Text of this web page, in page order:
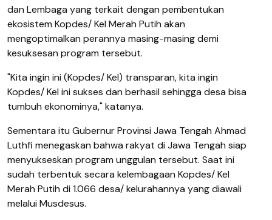
dan Lembaga yang terkait dengan pembentukan
ekosistem Kopdes/ Kel Merah Putih akan
mengoptimalkan perannya masing-masing demi
kesuksesan program tersebut.
"Kita ingin ini (Kopdes/ Kel) transparan, kita ingin
Kopdes/ Kel ini sukses dan berhasil sehingga desa bisa
tumbuh ekonominya," katanya.
Sementara itu Gubernur Provinsi Jawa Tengah Ahmad
Luthfi menegaskan bahwa rakyat di Jawa Tengah siap
menyukseskan program unggulan tersebut. Saat ini
sudah terbentuk secara kelembagaan Kopdes/ Kel
Merah Putih di 1.066 desa/ kelurahannya yang diawali
melalui Musdesus.